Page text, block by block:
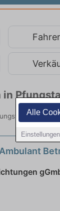
Alle
Einstellungen
Fahrer
hier